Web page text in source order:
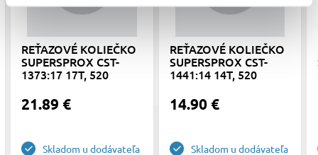
REŤAZOVÉ KOLIEČKO
SUPERSPROX CST-
1373:17 17T, 520
21.89 €
Skladom u dodávateľa
REŤAZOVÉ KOLIEČKO
SUPERSPROX CST-
1441:14 14T, 520
14.90 €
Skladom u dodávateľa